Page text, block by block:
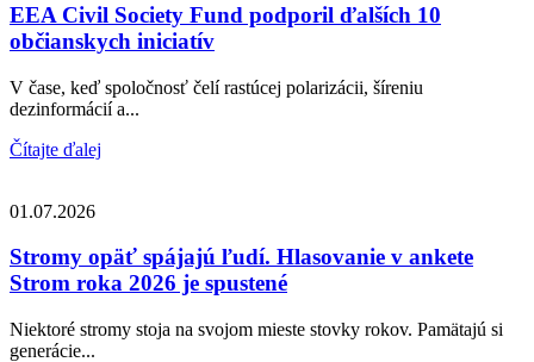
EEA Civil Society Fund podporil ďalších 10
občianskych iniciatív
V čase, keď spoločnosť čelí rastúcej polarizácii, šíreniu
dezinformácií a...
Čítajte ďalej
01.07.2026
Stromy opäť spájajú ľudí. Hlasovanie v ankete
Strom roka 2026 je spustené
Niektoré stromy stoja na svojom mieste stovky rokov. Pamätajú si
generácie...